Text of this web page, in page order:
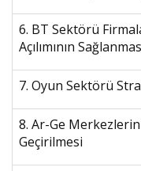
6. BT Sektörü
Açılımının
7. Oyun Sektörü
8. Ar-Ge
Geçirilmesi